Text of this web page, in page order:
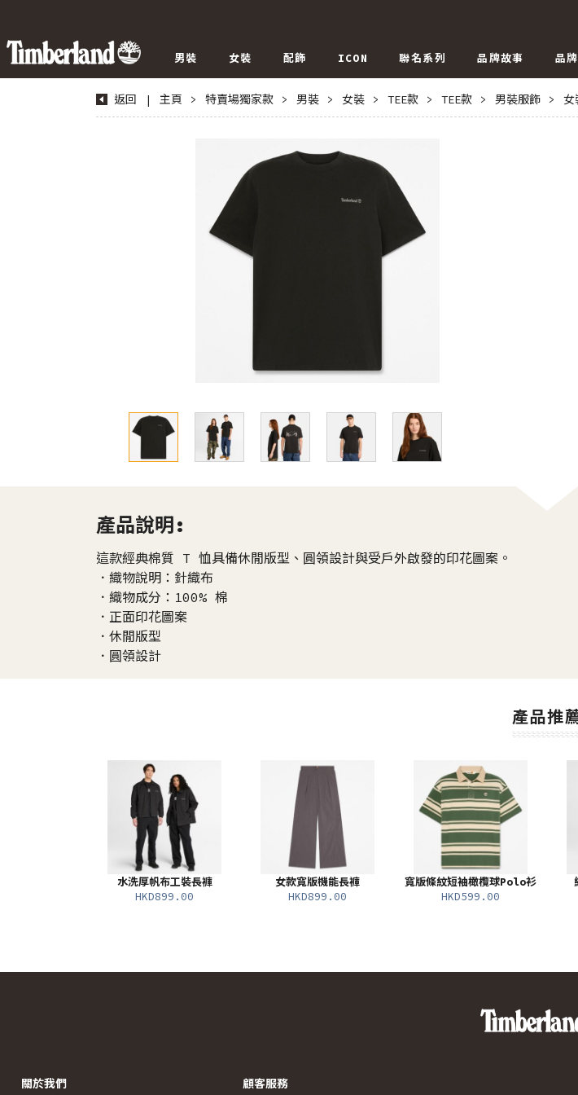
男裝 女裝 配飾 ICON 聯名系列 品牌故事 品
返回 | 主頁 > 特賣場獨家款 > 男裝 > 女裝 > TEE款 > TEE款 > 男裝服飾 > 女
產品說明:
這款經典棉質 T 恤具備休閒版型、圓領設計與受戶外啟發的印花圖案。
．織物說明：針織布
．織物成分：100% 棉
．正面印花圖案
．休閒版型
．圓領設計
產品推
水洗厚帆布工裝長褲
HKD899.00
女款寬版機能長褲
HKD899.00
寬版條紋短袖橄欖球Polo衫
HKD599.00
關於我們 顧客服務